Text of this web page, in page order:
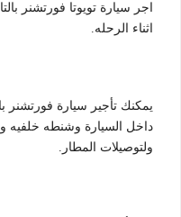
اجر سيارة تويوتا فورتشنر
اثناء الرحله.
يمكنك تأجير سيارة فورتشنر
داخل السيارة وشنطه خلفيه
ولتوصيلات المطار.